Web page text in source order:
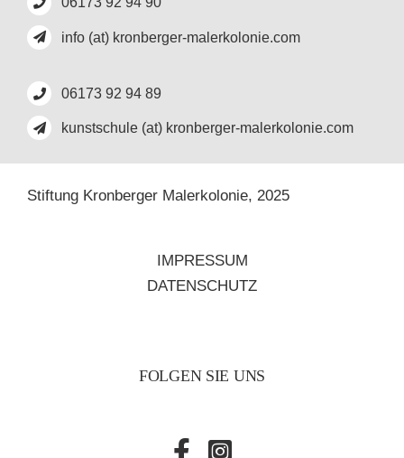
info (at) kronberger-malerkolonie.com
06173 92 94 89
kunstschule (at) kronberger-malerkolonie.com
Stiftung Kronberger Malerkolonie, 2025
IMPRESSUM
DATENSCHUTZ
FOLGEN SIE UNS